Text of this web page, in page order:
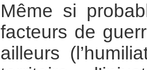
Même si
facteurs de
ailleurs